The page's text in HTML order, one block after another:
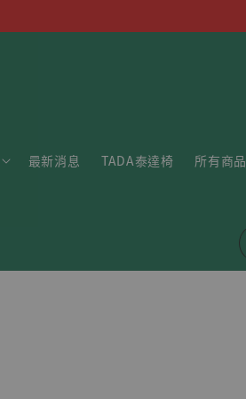
最新消息 TADA泰達椅 所有商品